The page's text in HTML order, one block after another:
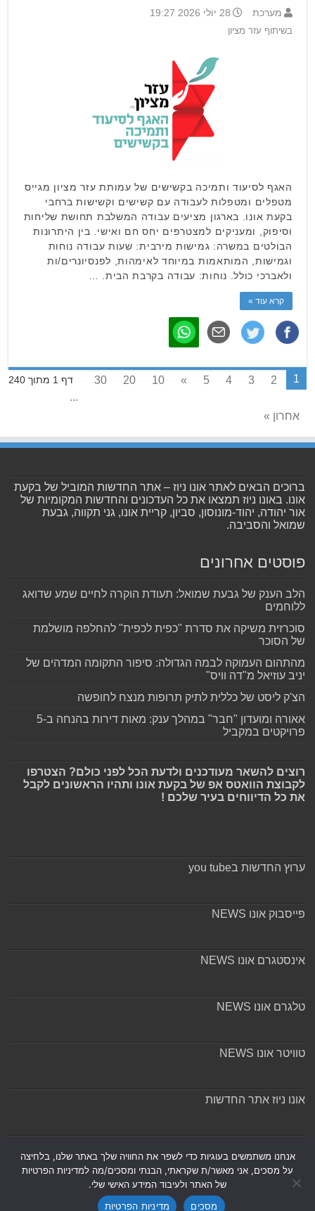
מערכת
28 יולי 2026 19:27
בשיתוף עזר מציון
האגף לסיעוד ותמיכה בקשישים של עמותת עזר מציון מגייס
מטפלים ומטפלות לעבודה עם קשישים וקשישות ברחבי
בקעת אונו. בארגון מציעים עבודה המשלבת תחושת שליחות
וסיפוק, ומעניקים למצטרפים יחס חם ואישי. בין היתרונות
הבולטים במשרה: גמישות מירבית: שעות עבודה נוחות
וגמישות, המותאמות במיוחד לאימהות, לפנסיונרים/ות
ולאברכי כולל. נוחות: עבודה בקרבת הבית. …
קרא עוד »
דף 1 מתוך 240 1
2
3
4
5
»
10
20
30
...
אחרון »
ברוכים הבאים לאתר אונו ניוז – אתר החדשות המוביל של בקעת
אונו. באונו ניוז תמצאו את כל העדכונים והחדשות המקומיות של
אור יהודה, יהוד-מונוסון, סביון, קריית אונו, גני תקווה, גבעת
שמואל והסביבה.
פוסטים אחרונים
הלב הענק של גבעת שמואל: תעודת הוקרה לחיים שמע שדואג
ללוחמים
סוכרזית משיקה את סדרת "כפית לכפית" להחלפה מושלמת
של הסוכר
מהתהום העמוקה לבמה הגדולה: סיפור התקומה המדהים של
יניב עוזיאל מ"דה וויס"
הצ'ק ליסט של כללית לתיק תרופות מנצח לחופשה
אאורה ומועדון "חבר" במהלך ענק: מאות דירות בהנחה ב-5
פרויקטים במקביל
רוצים להשאר מעודכנים ולדעת הכל לפני כולם? הצטרפו
לקבוצת הוואטס אפ של בקעת אונו ותהיו הראשונים לקבל
את כל הדיווחים בעיר שלכם !
ערוץ החדשות בyou tube
פייסבוק אונו NEWS
אינסטגרם אונו NEWS
טלגרם אונו NEWS
טוויטר אונו NEWS
אונו ניוז אתר החדשות
אנחנו משתמשים בעוגיות כדי לשפר את החוויה שלך באתר שלנו, בלחיצה
על מסכים, אני מאשר/ת שקראתי, הבנתי ומסכים/מה למדיניות הפרטיות
של האתר ולעיבוד המידע האישי שלי.
מסכים
מדיניות הפרטיות